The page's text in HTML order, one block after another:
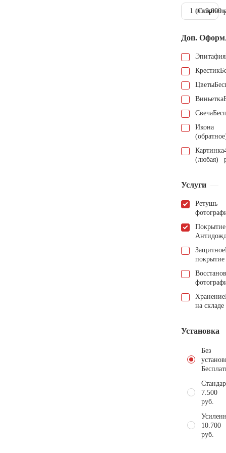
1 шт.9.000
Доп.
Эпитафия
Крестик
Цветы
Виньетка
Свеча
Икона
Картинка
(любая)
Услуги
Ретушь
Покрытие
Защитное
покрытие
Хранение
на складе
Установка
Без
7.500
руб.
10.700
руб.